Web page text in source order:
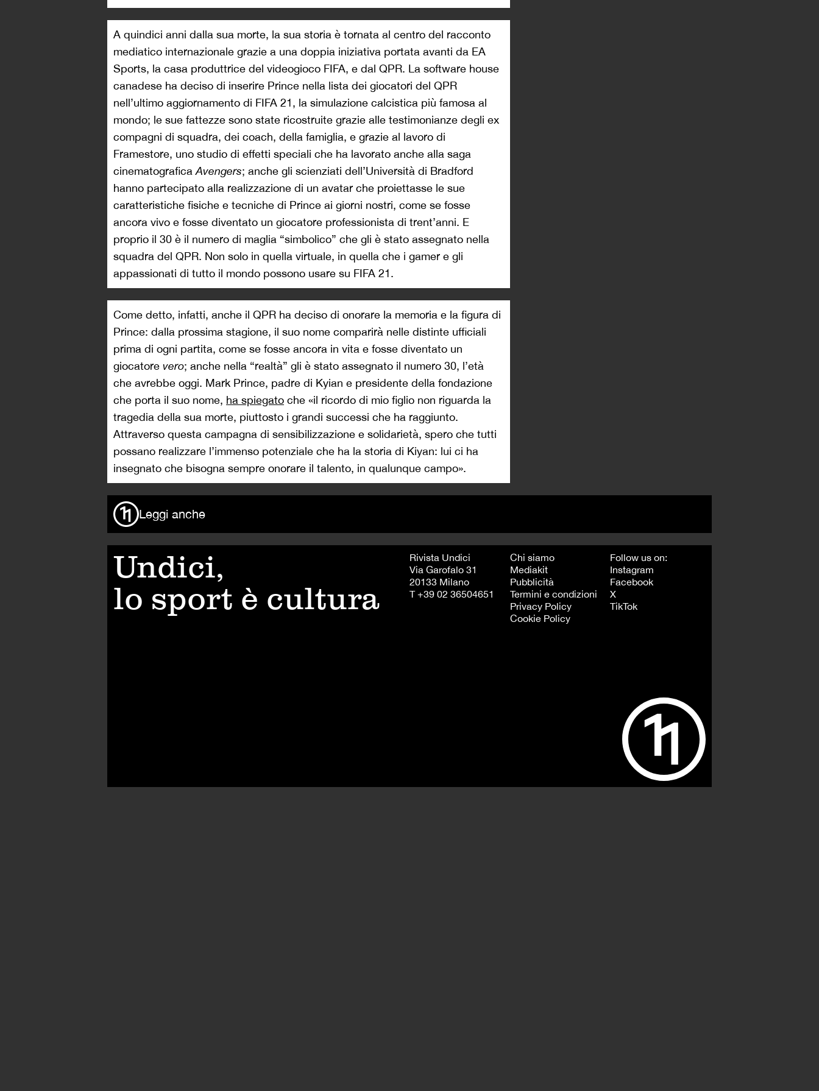
A quindici anni dalla sua morte, la sua storia è tornata al centro del racconto
mediatico internazionale grazie a una doppia iniziativa portata avanti da EA
Sports, la casa produttrice del videogioco FIFA, e dal QPR. La software house
canadese ha deciso di inserire Prince nella lista dei giocatori del QPR
nell’ultimo aggiornamento di FIFA 21, la simulazione calcistica più famosa al
mondo; le sue fattezze sono state ricostruite grazie alle testimonianze degli ex
compagni di squadra, dei coach, della famiglia, e grazie al lavoro di
Framestore, uno studio di effetti speciali che ha lavorato anche alla saga
cinematograficaAvengers; anche gli scienziati dell’Università di Bradford
hanno partecipato alla realizzazione di un avatar che proiettasse le sue
caratteristiche fisiche e tecniche di Prince ai giorni nostri, come se fosse
ancora vivo e fosse diventato un giocatore professionista di trent’anni. E
proprio il 30 è il numero di maglia “simbolico” che gli è stato assegnato nella
squadra del QPR. Non solo in quella virtuale, in quella che i gamer e gli
appassionati di tutto il mondo possono usare su FIFA 21.
Come detto, infatti, anche il QPR ha deciso di onorare la memoria e la figura di
Prince: dalla prossima stagione, il suo nome comparirà nelle distinte ufficiali
prima di ogni partita, come se fosse ancora in vita e fosse diventato un
giocatore vero; anche nella “realtà” gli è stato assegnato il numero 30, l’età
che avrebbe oggi. Mark Prince, padre di Kyian e presidente della fondazione
che porta il suo nome, ha spiegato che «il ricordo di mio figlio non riguarda la
tragedia della sua morte, piuttosto i grandi successi che ha raggiunto.
Attraverso questa campagna di sensibilizzazione e solidarietà, spero che tutti
possano realizzare l’immenso potenziale che ha la storia di Kiyan: lui ci ha
insegnato che bisogna sempre onorare il talento, in qualunque campo».
Leggi anche
Undici,
lo sport è cultura
Rivista Undici
Via Garofalo 31
20133 Milano
T +39 02 36504651
Chi siamo
Mediakit
Pubblicità
Termini e condizioni
Privacy Policy
Cookie Policy
Follow us on:
Instagram
Facebook
X
TikTok